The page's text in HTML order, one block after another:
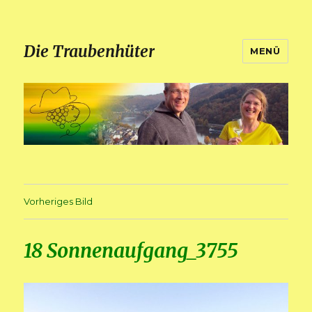
Die Traubenhüter MENÜ
Vorheriges Bild
18 Sonnenaufgang_3755